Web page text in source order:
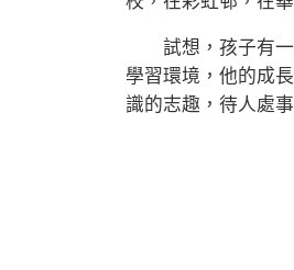
試想，孩子有一
學習環境，他的成
識的志趣，待人處